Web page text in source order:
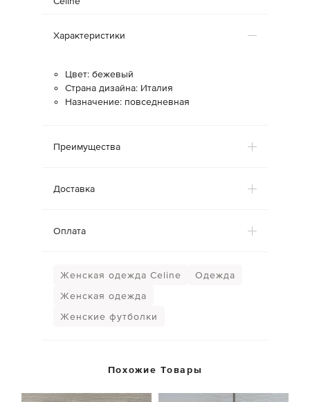
Характеристики
Цвет: бежевый
Страна дизайна: Италия
Назначение: повседневная
Преимущества
Доставка
Оплата
Женская одежда Celine
Одежда
Женская одежда
Женские футболки
Похожие Товары